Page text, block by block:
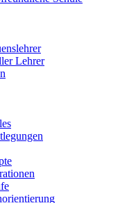
Lehrer